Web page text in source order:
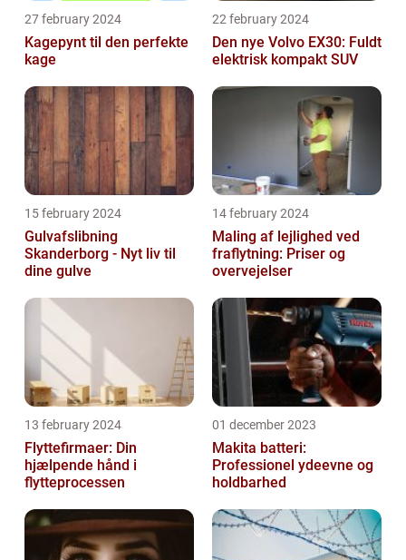
27 february 2024
Kagepynt til den perfekte
kage
22 february 2024
Den nye Volvo EX30: Fuldt
elektrisk kompakt SUV
15 february 2024
Gulvafslibning
Skanderborg - Nyt liv til
dine gulve
14 february 2024
Maling af lejlighed ved
fraflytning: Priser og
overvejelser
13 february 2024
Flyttefirmaer: Din
hjælpende hånd i
flytteprocessen
01 december 2023
Makita batteri:
Professionel ydeevne og
holdbarhed